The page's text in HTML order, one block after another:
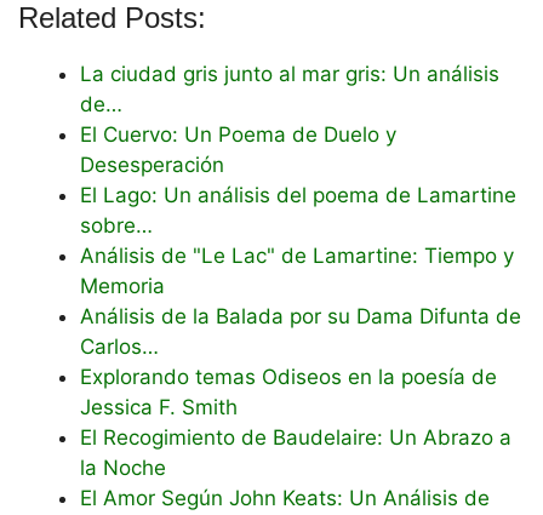
Related Posts:
La ciudad gris junto al mar gris: Un análisis
de…
El Cuervo: Un Poema de Duelo y
Desesperación
El Lago: Un análisis del poema de Lamartine
sobre…
Análisis de "Le Lac" de Lamartine: Tiempo y
Memoria
Análisis de la Balada por su Dama Difunta de
Carlos…
Explorando temas Odiseos en la poesía de
Jessica F. Smith
El Recogimiento de Baudelaire: Un Abrazo a
la Noche
El Amor Según John Keats: Un Análisis de